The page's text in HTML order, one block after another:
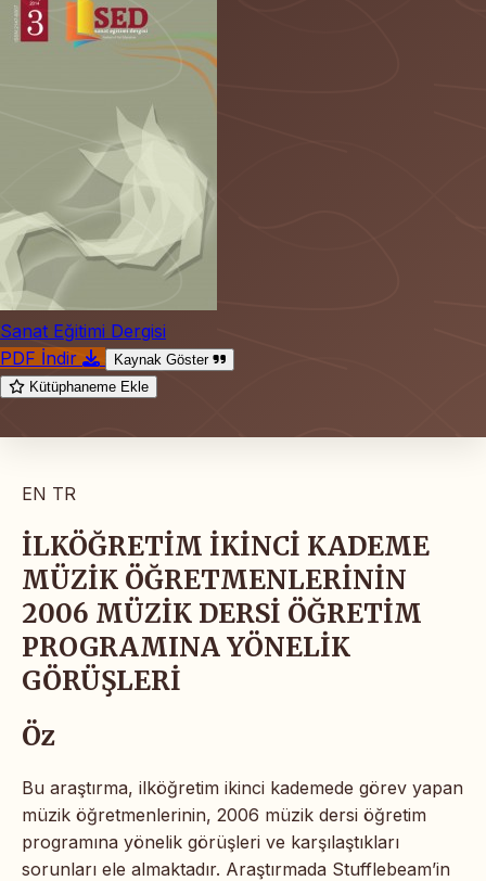
Sanat Eğitimi Dergisi
PDF İndir
Kaynak Göster
Kütüphaneme Ekle
EN TR
İLKÖĞRETİM İKİNCİ KADEME
MÜZİK ÖĞRETMENLERİNİN
2006 MÜZİK DERSİ ÖĞRETİM
PROGRAMINA YÖNELİK
GÖRÜŞLERİ
Öz
Bu araştırma, ilköğretim ikinci kademede görev yapan
müzik öğretmenlerinin, 2006 müzik dersi öğretim
programına yönelik görüşleri ve karşılaştıkları
sorunları ele almaktadır. Araştırmada Stufflebeam’in